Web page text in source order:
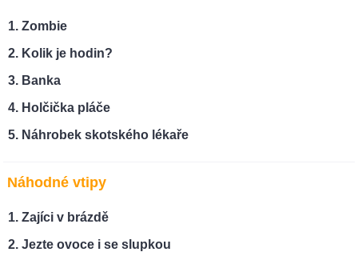
Zombie
Kolik je hodin?
Banka
Holčička pláče
Náhrobek skotského lékaře
Náhodné vtipy
Zajíci v brázdě
Jezte ovoce i se slupkou